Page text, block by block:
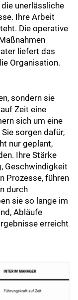
unerlässliche
Ihre Arbeit
Die operative
liefert das
Organisation.
sondern sie
Zeit eine
sich um eine
sorgen dafür,
nur geplant,
Ihre Stärke
Geschwindigkeit
Prozesse, führen
durch
sie so lange im
Abläufe
erreicht